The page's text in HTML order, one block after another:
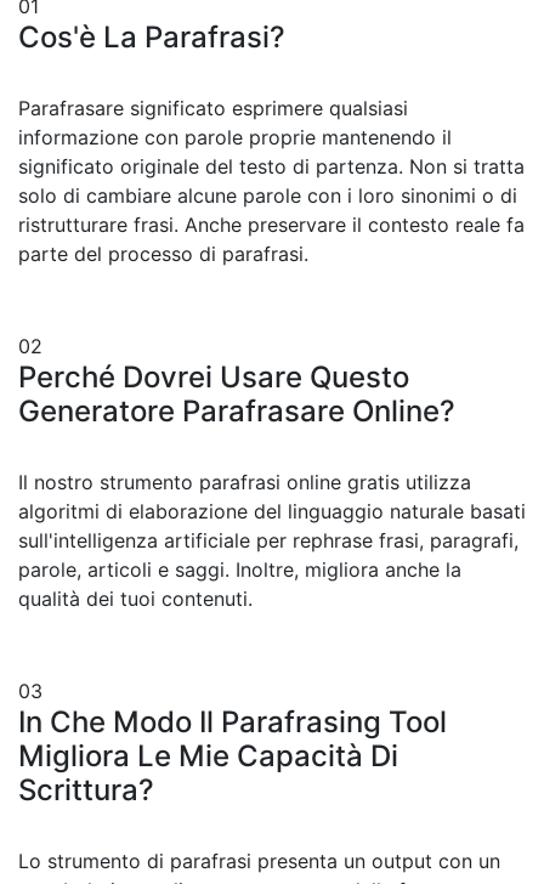
01
Cos'è La Parafrasi?
Parafrasare significato esprimere qualsiasi
informazione con parole proprie mantenendo il
significato originale del testo di partenza. Non si tratta
solo di cambiare alcune parole con i loro sinonimi o di
ristrutturare frasi. Anche preservare il contesto reale fa
parte del processo di parafrasi.
02
Perché Dovrei Usare Questo
Generatore Parafrasare Online?
Il nostro strumento parafrasi online gratis utilizza
algoritmi di elaborazione del linguaggio naturale basati
sull'intelligenza artificiale per rephrase frasi, paragrafi,
parole, articoli e saggi. Inoltre, migliora anche la
qualità dei tuoi contenuti.
03
In Che Modo Il Parafrasing Tool
Migliora Le Mie Capacità Di
Scrittura?
Lo strumento di parafrasi presenta un output con un